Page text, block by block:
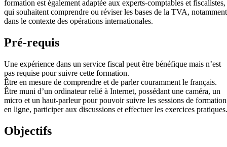
formation est également adaptée aux experts-comptables et fiscalistes,
qui souhaitent comprendre ou réviser les bases de la TVA, notamment
dans le contexte des opérations internationales.
Pré-requis
Une expérience dans un service fiscal peut être bénéfique mais n’est
pas requise pour suivre cette formation.
Être en mesure de comprendre et de parler couramment le français.
Être muni d’un ordinateur relié à Internet, possédant une caméra, un
micro et un haut-parleur pour pouvoir suivre les sessions de formation
en ligne, participer aux discussions et effectuer les exercices pratiques.
Objectifs